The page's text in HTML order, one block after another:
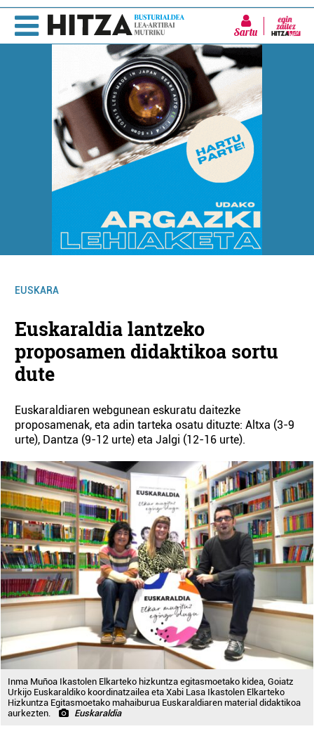
Sartu
EUSKARA
Euskaraldia lantzeko
proposamen didaktikoa sortu
dute
Euskaraldiaren webgunean eskuratu daitezke
proposamenak, eta adin tarteka osatu dituzte: Altxa (3-9
urte), Dantza (9-12 urte) eta Jalgi (12-16 urte).
Inma Muñoa Ikastolen Elkarteko hizkuntza egitasmoetako kidea, Goiatz
Urkijo Euskaraldiko koordinatzailea eta Xabi Lasa Ikastolen Elkarteko
Hizkuntza Egitasmoetako mahaiburua Euskaraldiaren material didaktikoa
aurkezten.
Euskaraldia